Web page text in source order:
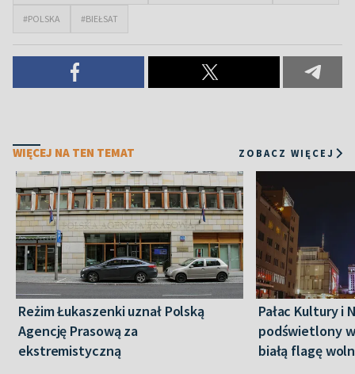
#POLSKA #BIEŁSAT
WIĘCEJ NA TEN TEMAT ZOBACZ WIĘCEJ
Reżim Łukaszenki uznał Polską
Agencję Prasową za
ekstremistyczną
Pałac Kultury i
podświetlony
białą flagę